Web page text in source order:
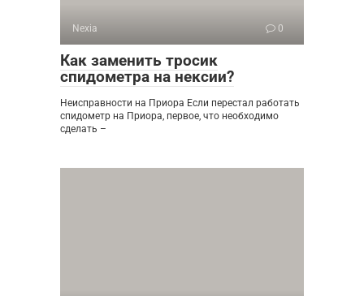
Nexia 0
Как заменить тросик
спидометра на нексии?
Неисправности на Приора Если перестал работать
спидометр на Приора, первое, что необходимо
сделать –